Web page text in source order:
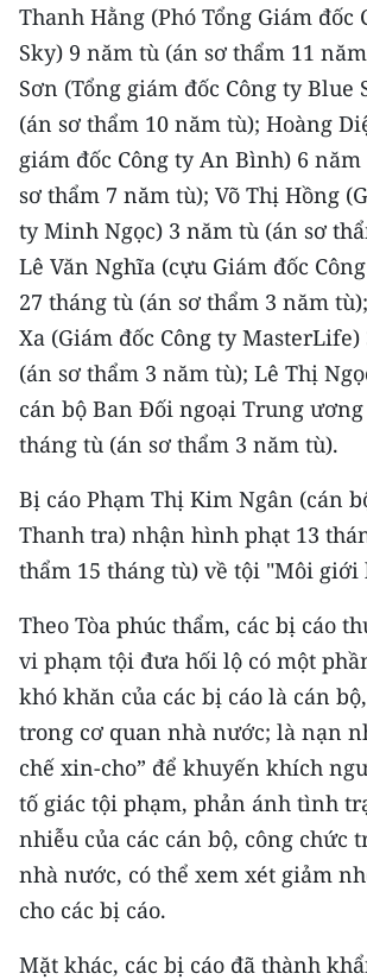
Thanh Hằng (Phó Tổng Giám đốc
Sky) 9 năm tù (án sơ thẩm 11
Sơn (Tổng giám đốc Công ty Blue
(án sơ thẩm 10 năm tù); Hoàng
giám đốc Công ty An Bình) 6
sơ thẩm 7 năm tù); Võ Thị Hồng
ty Minh Ngọc) 3 năm tù (án sơ
Lê Văn Nghĩa (cựu Giám đốc
27 tháng tù (án sơ thẩm 3 năm
Xa (Giám đốc Công ty
(án sơ thẩm 3 năm tù); Lê Thị
cán bộ Ban Đối ngoại Trung
tháng tù (án sơ thẩm 3 năm tù).
Bị cáo Phạm Thị Kim Ngân (cán
Thanh tra) nhận hình phạt 13
thẩm 15 tháng tù) về tội "Môi giới
Theo Tòa phúc thẩm, các bị cáo
vi phạm tội đưa hối lộ có một
khó khăn của các bị cáo là cán
trong cơ quan nhà nước; là nạn
chế xin-cho” để khuyến khích
tố giác tội phạm, phản ánh tình
nhiễu của các cán bộ, công chức
nhà nước, có thể xem xét giảm
cho các bị cáo.
Mặt khác, các bị cáo đã thành